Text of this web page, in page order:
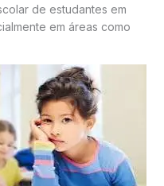
de estudantes em
em áreas como